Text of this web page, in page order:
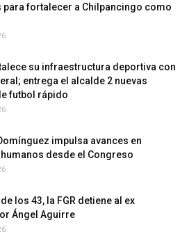
para fortalecer a Chilpancingo como
su infraestructura deportiva con
entrega el alcalde 2 nuevas
futbol rápido
impulsa avances en
desde el Congreso
los 43, la FGR detiene al ex
Ángel Aguirre